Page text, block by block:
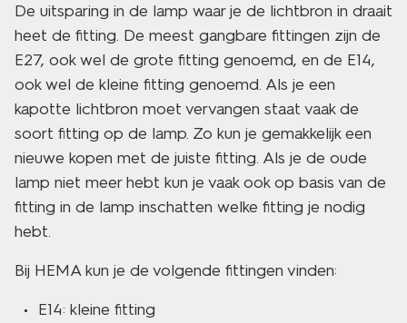
De uitsparing in de lamp waar je de lichtbron in draait
heet de fitting. De meest gangbare fittingen zijn de
E27, ook wel de grote fitting genoemd, en de E14,
ook wel de kleine fitting genoemd. Als je een
kapotte lichtbron moet vervangen staat vaak de
soort fitting op de lamp. Zo kun je gemakkelijk een
nieuwe kopen met de juiste fitting. Als je de oude
lamp niet meer hebt kun je vaak ook op basis van de
fitting in de lamp inschatten welke fitting je nodig
hebt.
Bij HEMA kun je de volgende fittingen vinden:
E14: kleine fitting